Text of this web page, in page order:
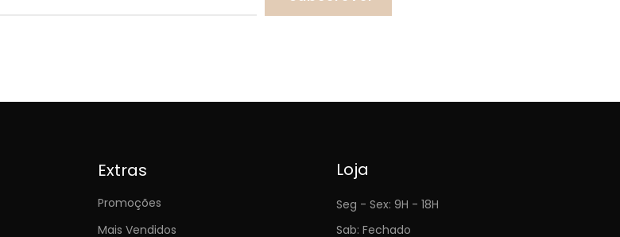
Extras
Promoções
Mais Vendidos
Loja
Seg - Sex: 9H - 18H
Sab: Fechado